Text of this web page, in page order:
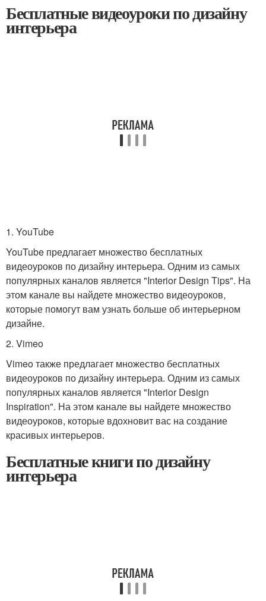
Бесплатные видеоуроки по дизайну
интерьера
1. YouTube
YouTube предлагает множество бесплатных
видеоуроков по дизайну интерьера. Одним из самых
популярных каналов является "Interior Design Tips". На
этом канале вы найдете множество видеоуроков,
которые помогут вам узнать больше об интерьерном
дизайне.
2. Vimeo
Vimeo также предлагает множество бесплатных
видеоуроков по дизайну интерьера. Одним из самых
популярных каналов является "Interior Design
Inspiration". На этом канале вы найдете множество
видеоуроков, которые вдохновит вас на создание
красивых интерьеров.
Бесплатные книги по дизайну
интерьера